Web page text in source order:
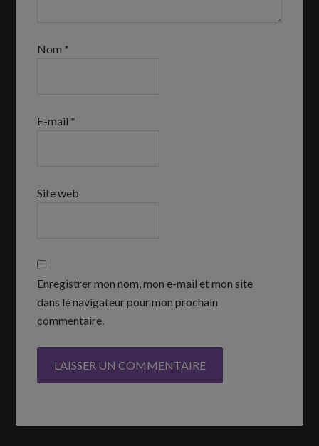
Nom *
E-mail *
Site web
Enregistrer mon nom, mon e-mail et mon site
dans le navigateur pour mon prochain
commentaire.